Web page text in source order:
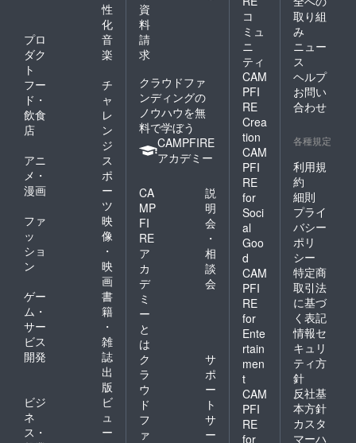
BAR』
として
営業致
しま
す。会
員様は
2000円
で21:00
以降の
イムま
放題を
延長す
ること
も可能
です ■
お店
オープ
ンは11
月〜12
月を予
定して
おりま
文いた
だけま
す。 ・
低温調
理のお
肉を
使った
低糖質
(6000
酌のお
供に！
低温調
理のお
つまみ
肉コー
ス(3000
円) ※お
飲み物
代別 ※
料理は
コース2
本の中
からい
ずれか
の提供
となり
ます。
■21:00
以降は
通常通
り『参
性
化
プロ
ダク
ト
音
楽
フー
ド・
飲食
店
チ
ャ
レ
ン
ジ
アニ
メ・
漫画
ス
ポ
ー
ツ
ファ
ッ
ショ
ン
映
像
・
映
画
ゲー
ム・
サー
ビス
開発
書
籍
・
雑
誌
出
版
ビジ
ネ
ス・
ビ
ュ
ー
資
料
請
求
クラウドファ
ンディングの
ノウハウを無
料で学ぼう
CAMPFIRE
アカデミー
CA
MP
FI
RE
ア
カ
デ
ミ
ー
と
は
説
明
会
・
相
談
会
ク
ラ
ウ
ド
フ
ァ
サ
ポ
ー
ト
サ
ー
コ
ミュ
ニ
ティ
CAM
PFI
RE
Crea
tion
CAM
PFI
RE
for
Soci
al
Goo
d
CAM
PFI
RE
for
Ente
rtain
men
t
CAM
PFI
RE
for
取り組
み
ニュー
ス
ヘルプ
お問い
合わせ
各種規定
利用規
約
細則
プライ
バシー
ポリ
シー
特定商
取引法
に基づ
く表記
情報セ
キュリ
ティ方
針
反社基
本方針
カスタ
マーハ